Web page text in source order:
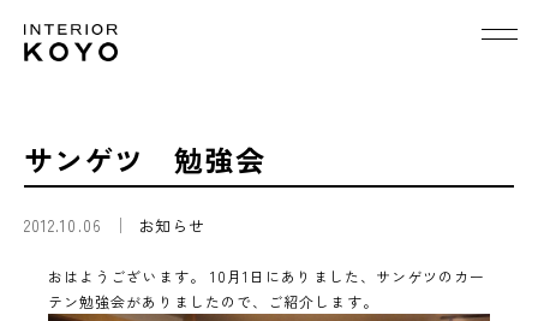
サンゲツ 勉強会
2012.10.06 お知らせ
おはようございます。 10月1日にありました、サンゲツのカー
テン勉強会がありましたので、ご紹介します。